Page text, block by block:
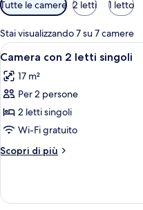
disponibili
per
le
camere
Tutte le camere 2 letti 1 letto
Stai visualizzando 7 su 7 camere
Apri
tutte
le
foto
per
Camera
con
2
singoli
6
Camera con 2 letti singoli
17 m²
Per 2 persone
2 letti singoli
Wi-Fi gratuito
Scopri di più
Altri
con